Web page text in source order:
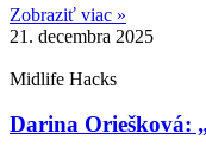
Zobraziť viac »
21. decembra 2025
Midlife Hacks
Darina Oriešková: